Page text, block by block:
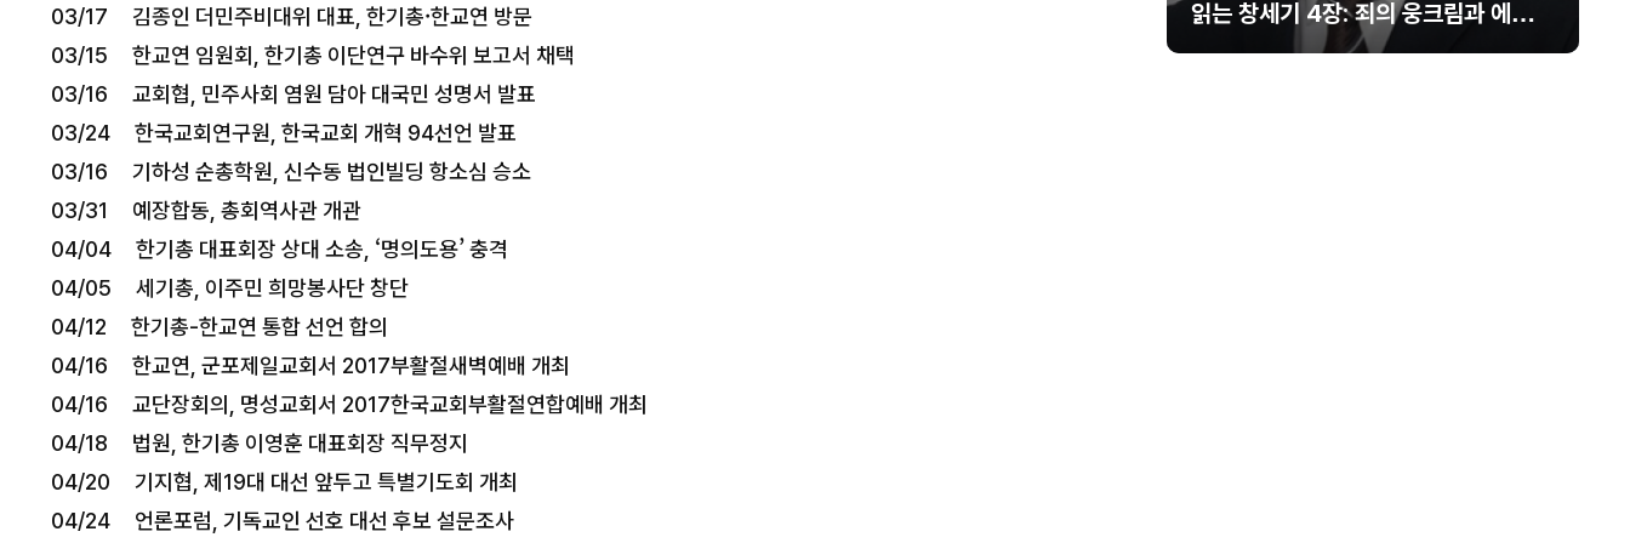
03/17 김종인 더민주비대위 대표, 한기총·한교연 방문
03/15 한교연 임원회, 한기총 이단연구 바수위 보고서 채택
03/16 교회협, 민주사회 염원 담아 대국민 성명서 발표
03/24 한국교회연구원, 한국교회 개혁 94선언 발표
03/16 기하성 순총학원, 신수동 법인빌딩 항소심 승소
03/31 예장합동, 총회역사관 개관
04/04 한기총 대표회장 상대 소송, ‘명의도용’ 충격
04/05 세기총, 이주민 희망봉사단 창단
04/12 한기총-한교연 통합 선언 합의
04/16 한교연, 군포제일교회서 2017부활절새벽예배 개최
04/16 교단장회의, 명성교회서 2017한국교회부활절연합예배 개최
04/18 법원, 한기총 이영훈 대표회장 직무정지
04/20 기지협, 제19대 대선 앞두고 특별기도회 개최
04/24 언론포럼, 기독교인 선호 대선 후보 설문조사
읽는 창세기 4장: 죄의 웅크림과 에핳의
이름을 부르는 희생물의 단